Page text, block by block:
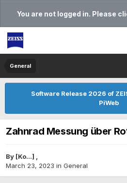
You are not logged in. Please
General
Software Release 2026 of
PiWeb
Zahnrad Messung über
By [Ko...] ,
March 23, 2023 in General